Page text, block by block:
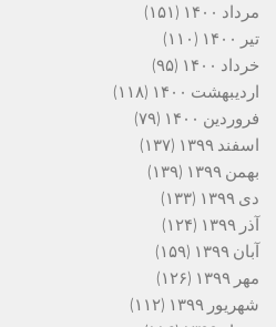
مرداد ۱۴۰۰
(۱۵۱)
تیر ۱۴۰۰
(۱۱۰)
خرداد ۱۴۰۰
(۹۵)
اردیبهشت ۱۴۰۰
(۱۱۸)
فروردین ۱۴۰۰
(۷۹)
اسفند ۱۳۹۹
(۱۳۷)
بهمن ۱۳۹۹
(۱۳۹)
دی ۱۳۹۹
(۱۳۳)
آذر ۱۳۹۹
(۱۲۴)
آبان ۱۳۹۹
(۱۵۹)
مهر ۱۳۹۹
(۱۲۶)
شهریور ۱۳۹۹
(۱۱۲)